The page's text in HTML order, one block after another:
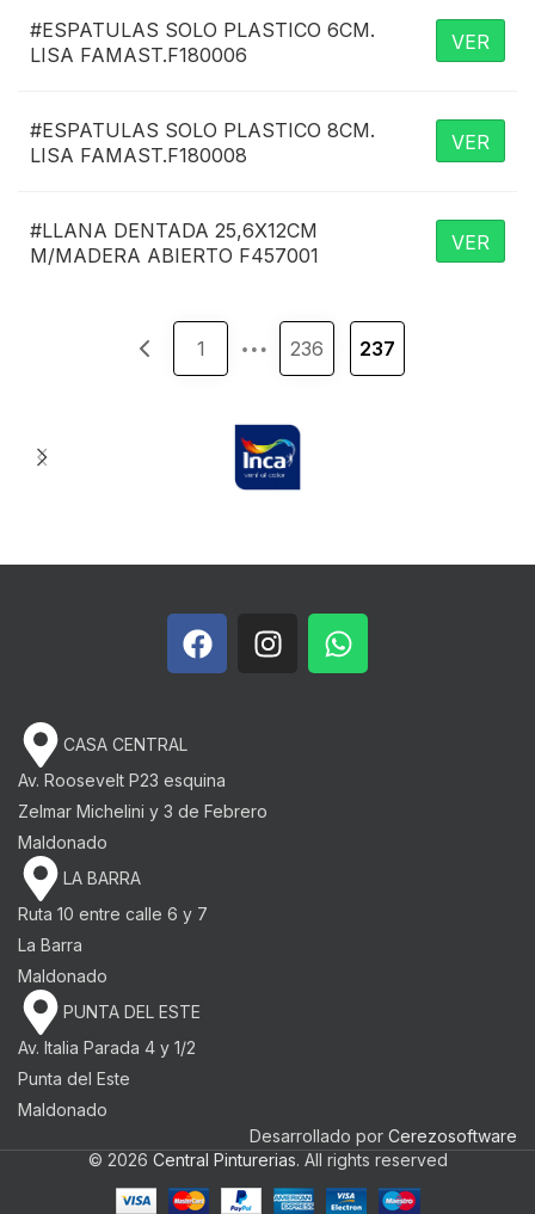
PASTINA
REMOVEDOR
RODILLOS
#ESPATULAS SOLO PLASTICO 6CM.
LISA FAMAST.F180006
VER
#ESPATULAS SOLO PLASTICO 8CM.
LISA FAMAST.F180008
VER
#LLANA DENTADA 25,6X12CM
M/MADERA ABIERTO F457001
VER
1 … 236 237
CASA CENTRAL
Av. Roosevelt P23 esquina
Zelmar Michelini y 3 de Febrero​
Maldonado
LA BARRA
Ruta 10 entre calle 6 y 7
La Barra
Maldonado
PUNTA DEL ESTE
Av. Italia Parada 4 y 1/2
Punta del Este
Maldonado
Desarrollado por Cerezosoftware
© 2026 Central Pinturerias. All rights reserved